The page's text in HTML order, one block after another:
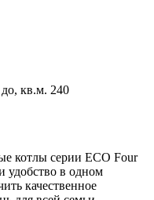
кв.м. 240
котлы серии ECO Four
удобство в одном
качественное